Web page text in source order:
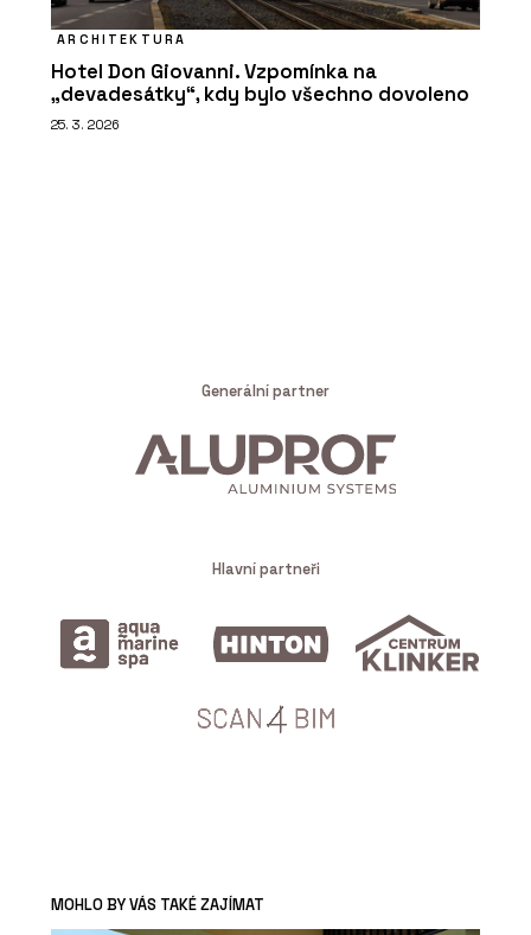
ARCHITEKTURA
Hotel Don Giovanni. Vzpomínka na
„devadesátky“, kdy bylo všechno dovoleno
25. 3. 2026
Generální partner
Hlavní partneři
MOHLO BY VÁS TAKÉ ZAJÍMAT